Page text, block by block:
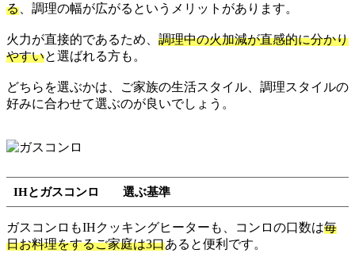
る 、調理の幅が広がるというメリットがあります。
火力が直接的であるため、 調理中の火加減が直感的に分かり
やすいと選ばれる方も。
どちらを選ぶかは、ご家族の生活スタイル、調理スタイルの
好みに合わせて選ぶのが良いでしょう。
IHとガスコンロ 選ぶ基準
ガスコンロもIHクッキングヒーターも、コンロの口数は毎
日お料理をするご家庭は3口あると便利です。